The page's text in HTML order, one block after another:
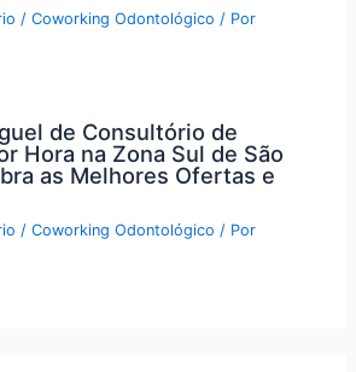
/Coworking Odontológico / Por
de Consultório de
Hora na Zona Sul de São
as Melhores Ofertas e
/Coworking Odontológico / Por